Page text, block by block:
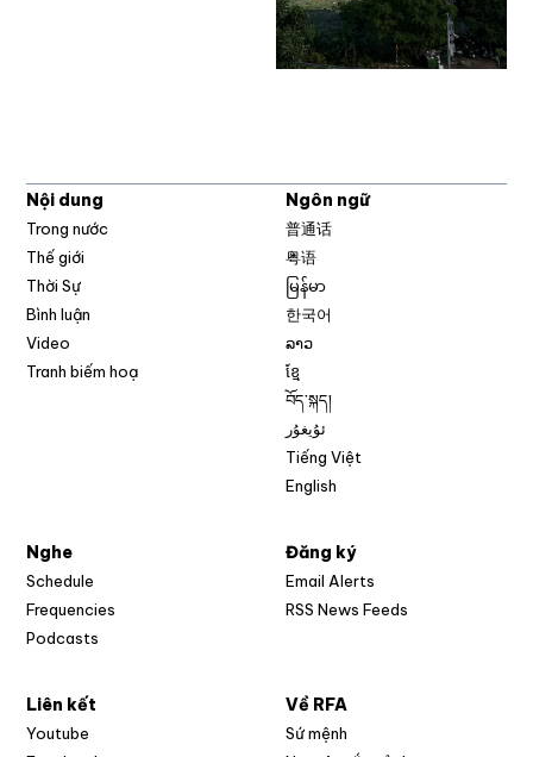
Nội dung
Trong nước
Thế giới
Thời Sự
Bình luận
Video
Tranh biếm hoạ
Ngôn ngữ
普通话
粤语
မြန်မာ
한국어
ລາວ
ខ្មែ
བོད་སྐད།
ئۇيغۇر
Tiếng Việt
English
Nghe
Schedule
Frequencies
Podcasts
Đăng ký
Email Alerts
RSS News Feeds
Liên kết
Youtube
Về RFA
Sứ mệnh